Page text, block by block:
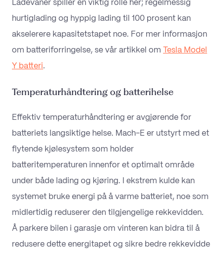
Ladevaner spiller en viktig rolle her; regelmessig
hurtiglading og hyppig lading til 100 prosent kan
akselerere kapasitetstapet noe. For mer informasjon
om batteriforringelse, se vår artikkel om Tesla Model
Y batteri.
Temperaturhåndtering og batterihelse
Effektiv temperaturhåndtering er avgjørende for
batteriets langsiktige helse. Mach-E er utstyrt med et
flytende kjølesystem som holder
batteritemperaturen innenfor et optimalt område
under både lading og kjøring. I ekstrem kulde kan
systemet bruke energi på å varme batteriet, noe som
midlertidig reduserer den tilgjengelige rekkevidden.
Å parkere bilen i garasje om vinteren kan bidra til å
redusere dette energitapet og sikre bedre rekkevidde